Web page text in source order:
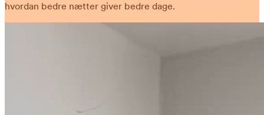
hvordan bedre nætter giver bedre dage.